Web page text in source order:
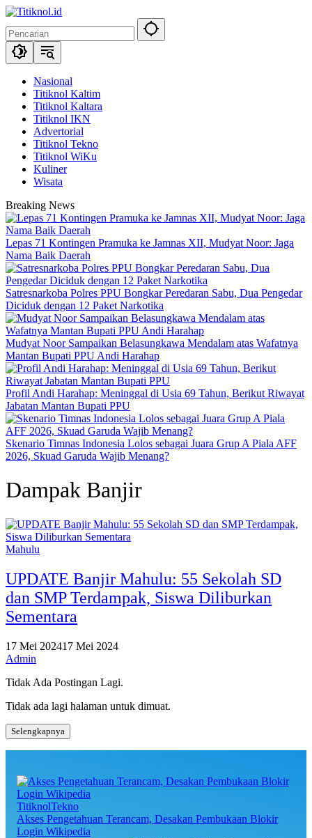
Langsung
konten
Nasional
Titiknol Kaltim
Titiknol Kaltara
Titiknol IKN
Advertorial
Titiknol Tekno
Titiknol WiKu
Kuliner
Wisata
Breaking News
Lepas 71 Kontingen Pramuka ke Jamnas XII, Mudyat Noor: Jaga
Nama Baik Daerah
Satresnarkoba Polres PPU Bongkar Peredaran Sabu, Dua Pengedar
Diciduk dengan 12 Paket Narkotika
Mudyat Noor Sampaikan Belasungkawa Mendalam atas Wafatnya
Mantan Bupati PPU Andi Harahap
Profil Andi Harahap: Meninggal di Usia 69 Tahun, Berikut Riwayat
Jabatan Mantan Bupati PPU
Skenario Timnas Indonesia Lolos sebagai Juara Grup A Piala AFF
2026, Skuad Garuda Wajib Menang?
Dampak Banjir
Mahulu
UPDATE Banjir Mahulu: 55 Sekolah SD
dan SMP Terdampak, Siswa Diliburkan
Sementara
17 Mei 202417 Mei 2024
Admin
Tidak Ada Postingan Lagi.
Tidak ada lagi halaman untuk dimuat.
Selengkapnya
TitiknolTekno
Akses Pengetahuan Terancam, Desakan Pembukaan Blokir
Login Wikipedia